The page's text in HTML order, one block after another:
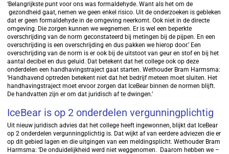
‘Belangrijkste punt voor ons was formaldehyde. Want als het om de
gezondheid gaat, nemen we geen enkel risico. Uit de onderzoeken is gebleken
dat er geen formaldehyde in de omgeving neerkomt. Ook niet in de directe
omgeving. Die zorgen kunnen we wegnemen. Er is wel een beperkte
overschrijding van de norm geconstateerd bij metingen bij de pijpen. En een
overschrijding is een overschrijding en dus pakken we hierop door.’ Een
overschrijding van de norm is er ook bij de uitstoot van geur en stof en bij het
aantal decibel en dus geluid. Dat betekent dat het college ook op deze
onderdelen een handhavingstraject gaat starten. Wethouder Bram Harmsma:
‘Handhavend optreden betekent niet dat het bedrijf meteen moet sluiten. Het
handhavingstraject moet ervoor zorgen dat IceBear binnen de normen blijft.
De handvatten zijn er om dat juridisch af te dwingen.’
IceBear is op 2 onderdelen vergunningplichtig
Uit nieuw juridisch advies dat het college heeft ingewonnen, blijkt dat IceBear
op 2 onderdelen vergunningplichtig is. Dat wijkt af van eerdere adviezen die er
op dit gebied lagen en die uitgingen van een meldingsplicht. Wethouder Bram
Harmsma: ‘De onduidelijkheid werd niet weggenomen. Daarom hebben we –